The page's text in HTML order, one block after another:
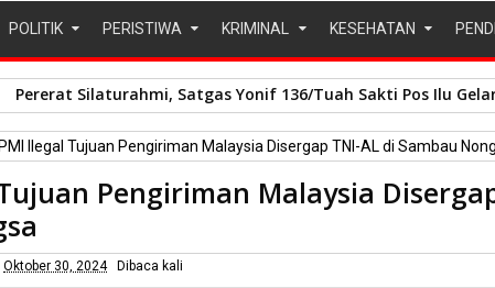
POLITIK PERISTIWA KRIMINAL KESEHATAN
Pererat Silaturahmi, Satgas Yonif 136/Tuah Sakti Pos Ilu
Ilegal Tujuan Pengiriman Malaysia Disergap TNI-AL di Sambau
Pengiriman Malaysia
Oktober 30, 2024 Dibaca kali